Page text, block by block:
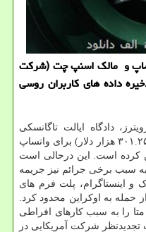
و مالک اسنپ چت (شرکت
داده های کاربران روسی
دادگاه ایالت تاگانسکی
مسکو جریمه ای ۱۸ میلیون روبلی(۳۰۱.۲۵۵ هزار دلار) برای واتساپ
کرده است. این درحالی است
سبب برخی جرائم نیز جریمه
اینستاگرام، پلت فرم های
حمله به اوکراین محدود کرد.
را به سبب کارهای افراطی
شرکت آمریکایی در